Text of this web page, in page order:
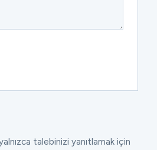
talebinizi yanıtlamak için